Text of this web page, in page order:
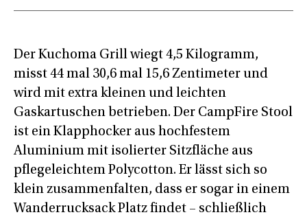
Der Kuchoma Grill wiegt 4,5 Kilogramm,
misst 44 mal 30,6 mal 15,6 Zentimeter und
wird mit extra kleinen und leichten
Gaskartuschen betrieben. Der CampFire Stool
ist ein Klapphocker aus hochfestem
Aluminium mit isolierter Sitzfläche aus
pflegeleichtem Polycotton. Er lässt sich so
klein zusammenfalten, dass er sogar in einem
Wanderrucksack Platz findet – schließlich